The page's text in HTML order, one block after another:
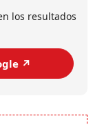
los resultados
↗️